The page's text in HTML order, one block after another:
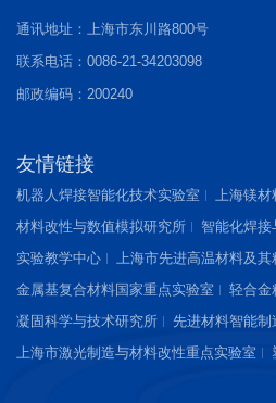
通讯地址：上海市东川路800号
联系电话：0086-21-34203098
邮政编码：200240
友情链接
机器人焊接智能化技术实验室
上海镁材
材料改性与数值模拟研究所
智能化焊
实验教学中心
上海市先进高温材料及
金属基复合材料国家重点实验室
轻合金
凝固科学与技术研究所
先进材料智能制
上海市激光制造与材料改性重点实验室